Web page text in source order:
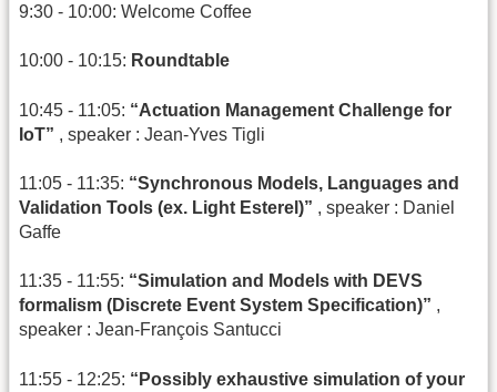
9:30 - 10:00: Welcome Coffee
10:00 - 10:15: Roundtable
10:45 - 11:05: “Actuation Management Challenge for
IoT” , speaker : Jean-Yves Tigli
11:05 - 11:35: “Synchronous Models, Languages and
Validation Tools (ex. Light Esterel)” , speaker : Daniel
Gaffe
11:35 - 11:55: “Simulation and Models with DEVS
formalism (Discrete Event System Specification)” ,
speaker : Jean-François Santucci
11:55 - 12:25: “Possibly exhaustive simulation of your